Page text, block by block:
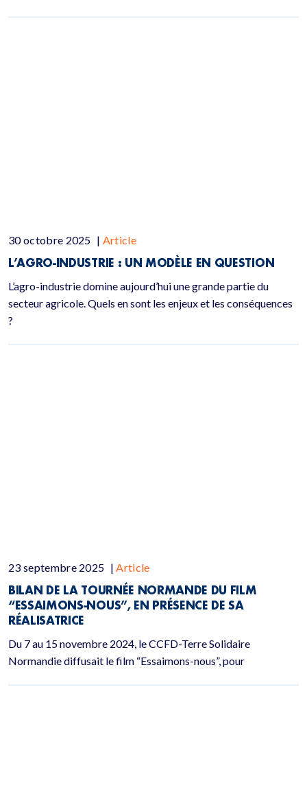
30 octobre 2025 | Article
L’AGRO-INDUSTRIE : UN MODÈLE EN QUESTION
L’agro-industrie domine aujourd’hui une grande partie du
secteur agricole. Quels en sont les enjeux et les conséquences
?
23 septembre 2025 | Article
BILAN DE LA TOURNÉE NORMANDE DU FILM
“ESSAIMONS-NOUS”, EN PRÉSENCE DE SA
RÉALISATRICE
Du 7 au 15 novembre 2024, le CCFD-Terre Solidaire
Normandie diffusait le film “Essaimons-nous”, pour